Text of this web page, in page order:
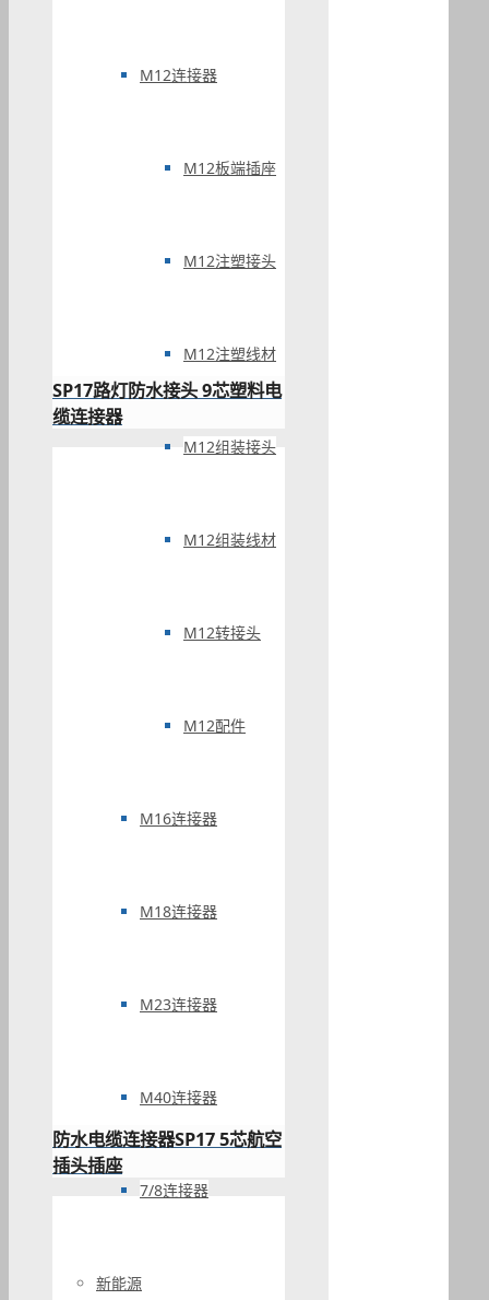
M12连接器
M12板端插座
M12注塑接头
M12注塑线材
M12组装接头
M12组装线材
M12转接头
M12配件
M16连接器
M18连接器
M23连接器
M40连接器
7/8连接器
新能源
SP17路灯防水接头 9芯塑料电
缆连接器
防水电缆连接器SP17 5芯航空
插头插座